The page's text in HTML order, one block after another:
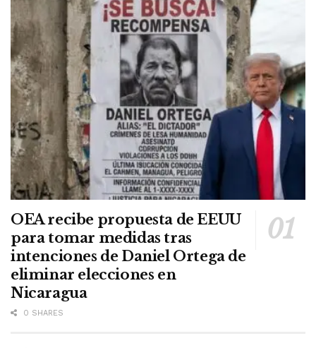
OEA recibe propuesta de EEUU
para tomar medidas tras
intenciones de Daniel Ortega de
eliminar elecciones en
Nicaragua
0 SHARES